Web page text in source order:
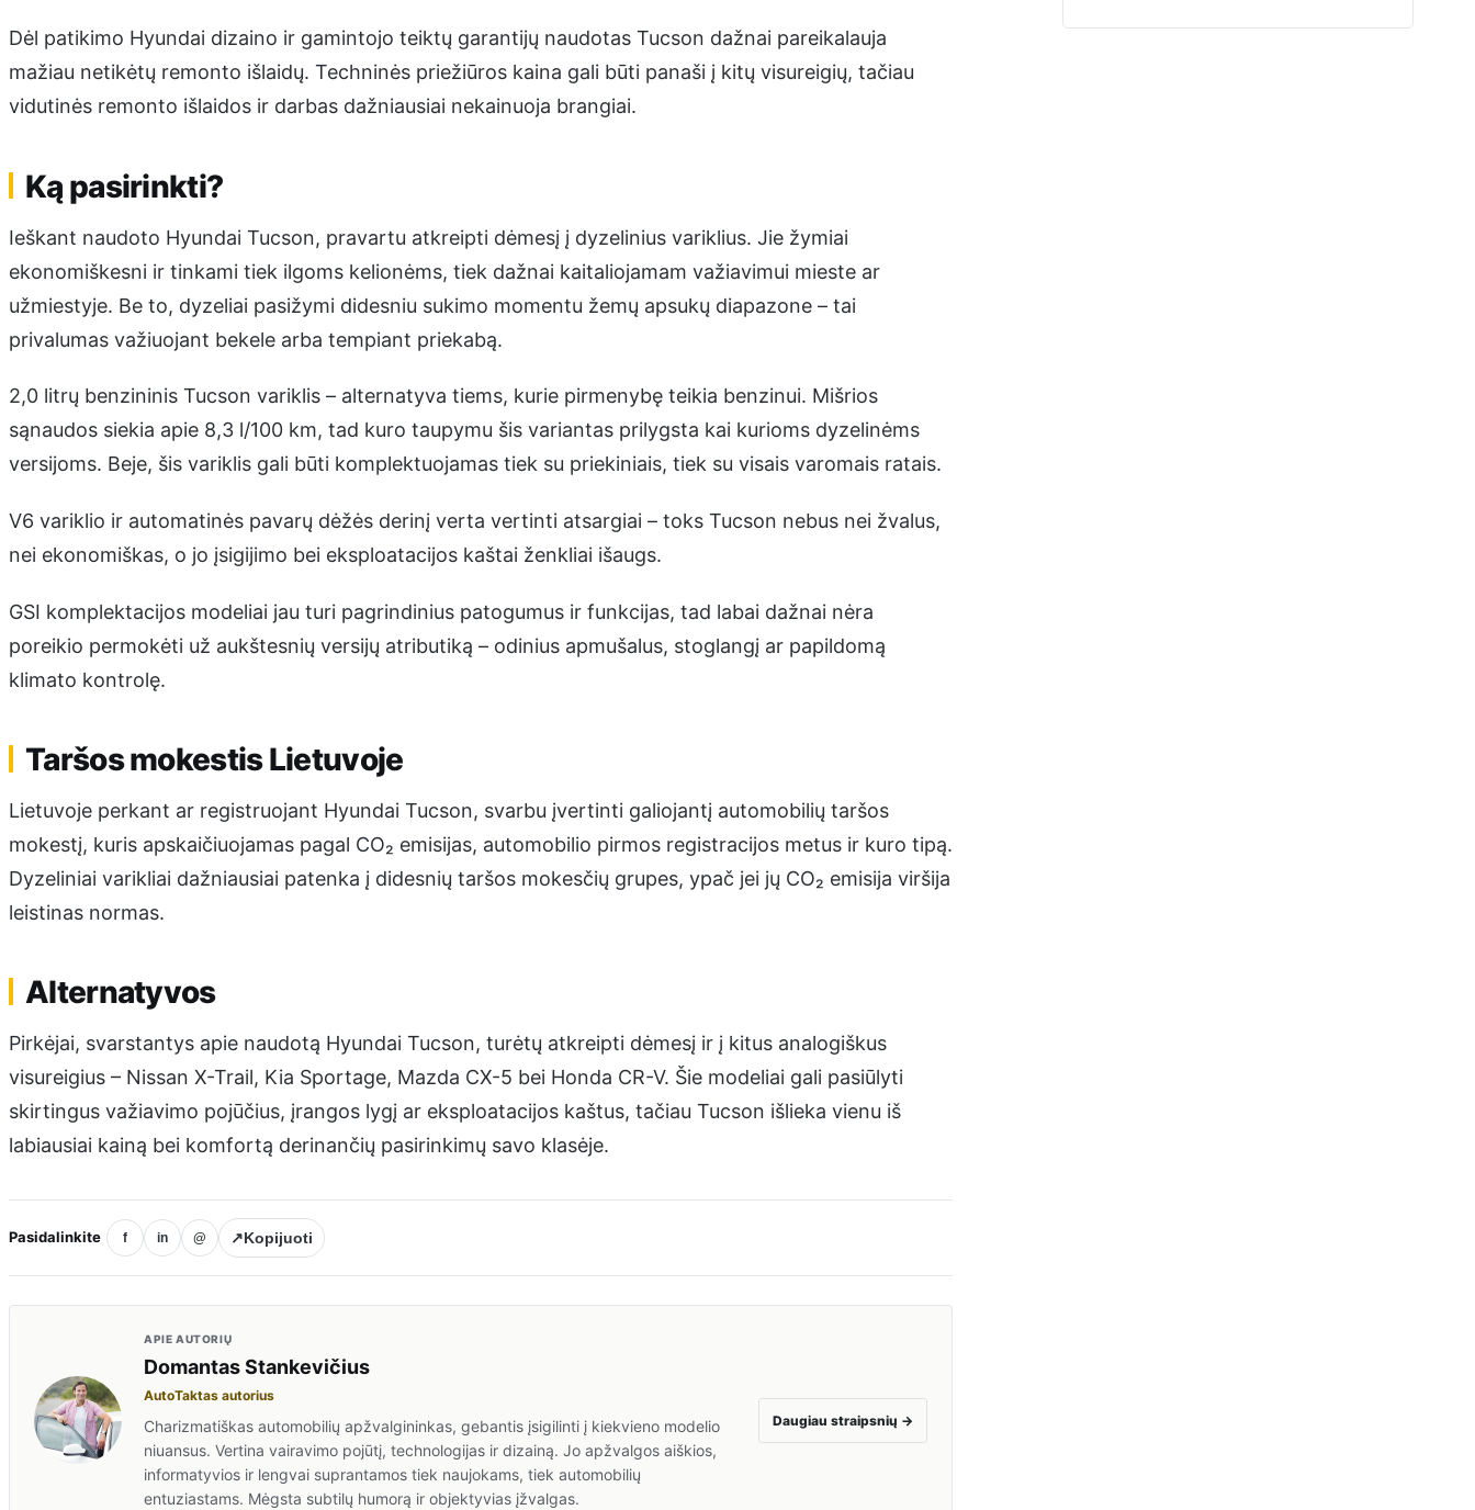
Dėl patikimo Hyundai dizaino ir gamintojo teiktų garantijų naudotas Tucson dažnai pareikalauja
mažiau netikėtų remonto išlaidų. Techninės priežiūros kaina gali būti panaši į kitų visureigių, tačiau
vidutinės remonto išlaidos ir darbas dažniausiai nekainuoja brangiai.
Ką pasirinkti?
Ieškant naudoto Hyundai Tucson, pravartu atkreipti dėmesį į dyzelinius variklius. Jie žymiai
ekonomiškesni ir tinkami tiek ilgoms kelionėms, tiek dažnai kaitaliojamam važiavimui mieste ar
užmiestyje. Be to, dyzeliai pasižymi didesniu sukimo momentu žemų apsukų diapazone – tai
privalumas važiuojant bekele arba tempiant priekabą.
2,0 litrų benzininis Tucson variklis – alternatyva tiems, kurie pirmenybę teikia benzinui. Mišrios
sąnaudos siekia apie 8,3 l/100 km, tad kuro taupymu šis variantas prilygsta kai kurioms dyzelinėms
versijoms. Beje, šis variklis gali būti komplektuojamas tiek su priekiniais, tiek su visais varomais ratais.
V6 variklio ir automatinės pavarų dėžės derinį verta vertinti atsargiai – toks Tucson nebus nei žvalus,
nei ekonomiškas, o jo įsigijimo bei eksploatacijos kaštai ženkliai išaugs.
GSI komplektacijos modeliai jau turi pagrindinius patogumus ir funkcijas, tad labai dažnai nėra
poreikio permokėti už aukštesnių versijų atributiką – odinius apmušalus, stoglangį ar papildomą
klimato kontrolę.
Taršos mokestis Lietuvoje
Lietuvoje perkant ar registruojant Hyundai Tucson, svarbu įvertinti galiojantį automobilių taršos
mokestį, kuris apskaičiuojamas pagal CO₂ emisijas, automobilio pirmos registracijos metus ir kuro tipą.
Dyzeliniai varikliai dažniausiai patenka į didesnių taršos mokesčių grupes, ypač jei jų CO₂ emisija viršija
leistinas normas.
Alternatyvos
Pirkėjai, svarstantys apie naudotą Hyundai Tucson, turėtų atkreipti dėmesį ir į kitus analogiškus
visureigius – Nissan X-Trail, Kia Sportage, Mazda CX-5 bei Honda CR-V. Šie modeliai gali pasiūlyti
skirtingus važiavimo pojūčius, įrangos lygį ar eksploatacijos kaštus, tačiau Tucson išlieka vienu iš
labiausiai kainą bei komfortą derinančių pasirinkimų savo klasėje.
Pasidalinkite f in @ ↗Kopijuoti
APIE AUTORIŲ
Domantas Stankevičius
AutoTaktas autorius
Charizmatiškas automobilių apžvalgininkas, gebantis įsigilinti į kiekvieno modelio
niuansus. Vertina vairavimo pojūtį, technologijas ir dizainą. Jo apžvalgos aiškios,
informatyvios ir lengvai suprantamos tiek naujokams, tiek automobilių
entuziastams. Mėgsta subtilų humorą ir objektyvias įžvalgas.
Daugiau straipsnių →